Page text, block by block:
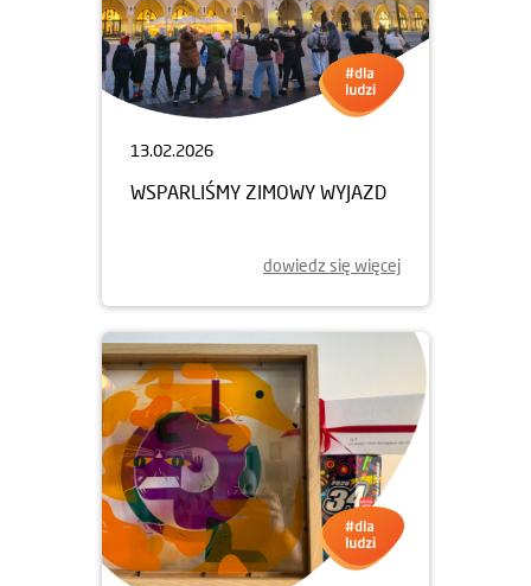
13.02.2026
WSPARLIŚMY ZIMOWY WYJAZD
dowiedz się więcej